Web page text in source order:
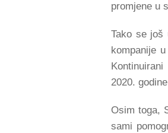
promjene u
Tako se još
kompanije
2020.
Osim toga,
sami